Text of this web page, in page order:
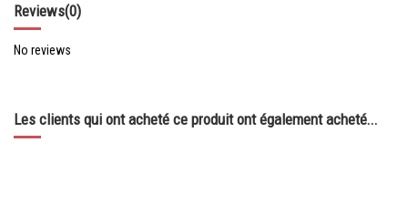
Reviews(0)
No reviews
Les clients qui ont acheté ce produit ont également acheté...